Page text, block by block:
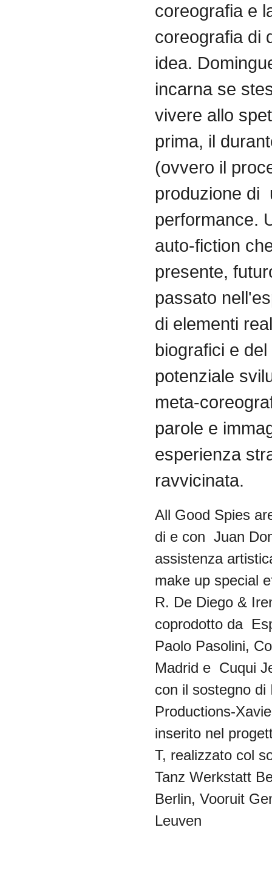
coreografia e
coreografia di
idea.
incarna se
vivere allo
prima, il
(ovvero il
produzione di
performance.
auto-fiction
presente,
passato
di elementi
biografici e del
potenziale
meta-
parole e
esperienza
ravvicinata.
All Good Spies
di e con Juan
assistenza
make up special
R. De Diego &
coprodotto da
Paolo Pasolini,
Madrid e Cuqui
con il sostegno di
Productions-
inserito nel
T, realizzato col
Tanz Werkstatt
Berlin, Vooruit
Leuven